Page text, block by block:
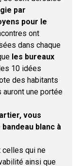
par
pour le
ont
dans chaque
les bureaux
10 idées
des habitants
auront une portée
vous
blanc à
celles qui ne
ainsi que